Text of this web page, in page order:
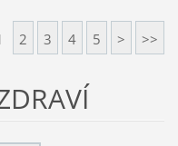
2 3 4 5 > >>